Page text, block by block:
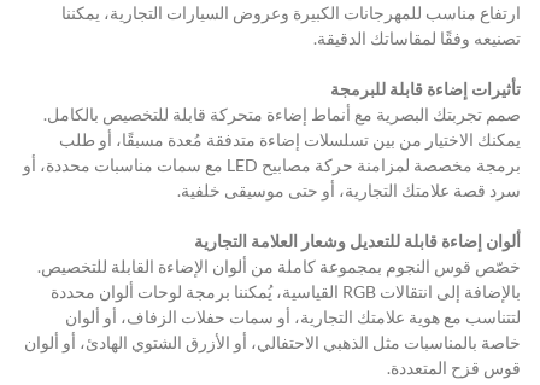
ارتفاع مناسب للمهرجانات الكبيرة وعروض السيارات التجارية، يمكننا
تصنيعه وفقًا لمقاساتك الدقيقة.
تأثيرات إضاءة قابلة للبرمجة
صمم تجربتك البصرية مع أنماط إضاءة متحركة قابلة للتخصيص بالكامل.
يمكنك الاختيار من بين تسلسلات إضاءة متدفقة مُعدة مسبقًا، أو طلب
برمجة مخصصة لمزامنة حركة مصابيح LED مع سمات مناسبات محددة، أو
سرد قصة علامتك التجارية، أو حتى موسيقى خلفية.
ألوان إضاءة قابلة للتعديل وشعار العلامة التجارية
خصّص قوس النجوم بمجموعة كاملة من ألوان الإضاءة القابلة للتخصيص.
بالإضافة إلى انتقالات RGB القياسية، يُمكننا برمجة لوحات ألوان محددة
لتتناسب مع هوية علامتك التجارية، أو سمات حفلات الزفاف، أو ألوان
خاصة بالمناسبات مثل الذهبي الاحتفالي، أو الأزرق الشتوي الهادئ، أو ألوان
قوس قزح المتعددة.